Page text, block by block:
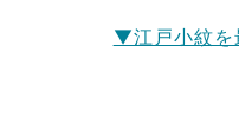
▼江戸小紋